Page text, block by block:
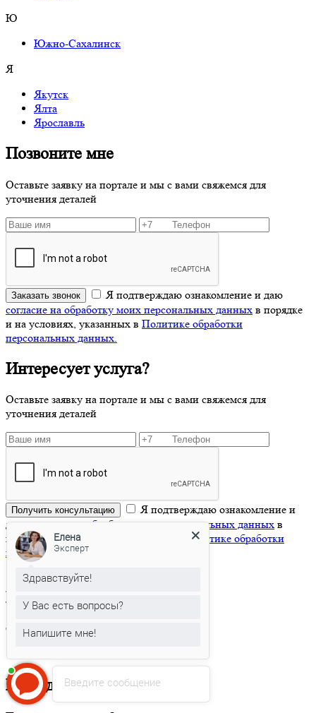
Ю
Южно-Сахалинск
Я
Якутск
Ялта
Ярославль
Позвоните мне
Оставьте заявку на портале и мы с вами свяжемся для
уточнения деталей
Заказать звонок
Я подтверждаю ознакомление и даю
согласие на обработку моих персональных данных в порядке
и на условиях, указанных в Политике обработки
персональных данных.
Интересует услуга?
Оставьте заявку на портале и мы с вами свяжемся для
уточнения деталей
Получить консультацию
Я подтверждаю ознакомление и
даюсогласие на обработку моих персональных данных в
порядке и на условиях, указанных в
Политике обработки
персональных данных.
Благодарим за обращение!
Скоро с Вами свяжется наш менеждер
Благодарим за отзыв!
Введите сообщение
Елена
Эксперт
Здравствуйте!
У Вас есть вопросы?
Напишите мне!